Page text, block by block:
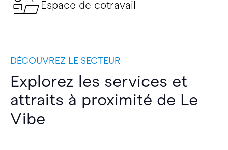
Espace de cotravail
DÉCOUVREZ LE SECTEUR
Explorez les services et
attraits à proximité de Le
Vibe